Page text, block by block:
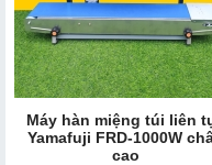
Máy hàn miệng túi liên
Yamafuji FRD-1000W
cao